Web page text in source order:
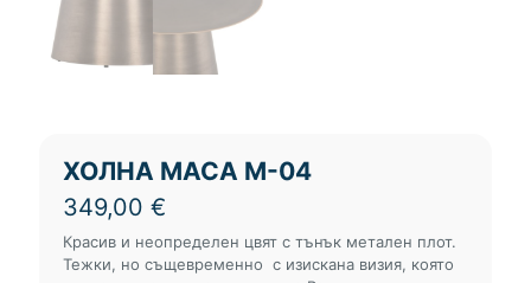
ХОЛНА МАСА М-04
349,00 €
Красив и неопределен цвят с тънък метален плот.
Тежки, но същевременно с изискана визия, която